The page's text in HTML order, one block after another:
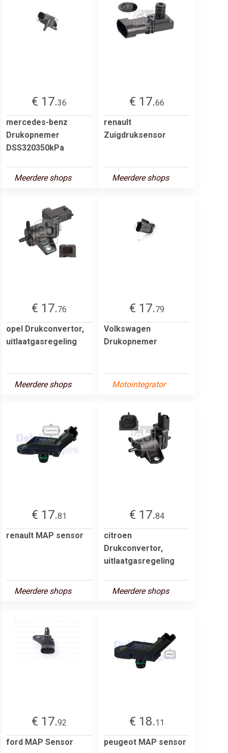
€ 17.36
mercedes-benz
Drukopnemer
DSS320350kPa
Meerdere shops
€ 17.66
renault
Zuigdruksensor
Meerdere shops
€ 17.76
opel Drukconvertor,
uitlaatgasregeling
Meerdere shops
€ 17.79
Volkswagen
Drukopnemer
Motointegrator
€ 17.81
renault MAP sensor
Meerdere shops
€ 17.84
citroen
Drukconvertor,
uitlaatgasregeling
Meerdere shops
€ 17.92
ford MAP Sensor
€ 18.11
peugeot MAP sensor